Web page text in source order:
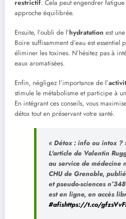
restrictif. Cela peut engendrer
approche équilibrée.
Ensuite, l’oubli de l’hydratation est
Boire suffisamment d’eau est essentiel
éliminer les toxines. N’hésitez pas à
eaux aromatisées.
Enfin, négligez l’importance de l’
stimule le métabolisme et participe à
En intégrant ces conseils, vous
détox tout en préservant votre santé.
« Détox : info ou intox ?
L'article de Valentin
au service de médecine
CHU de Grenoble,
et pseudo-sciences
est en ligne, en accès
#afishttps://t.co/